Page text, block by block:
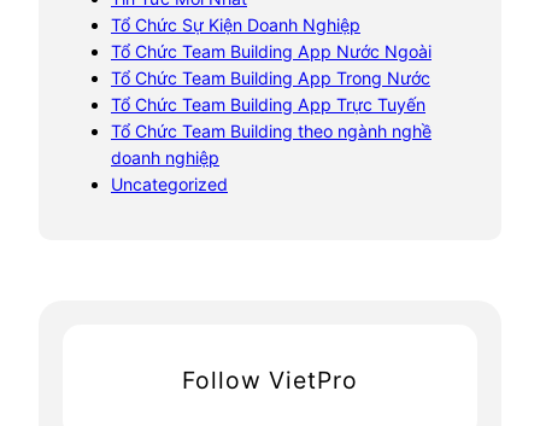
Tổ Chức Sự Kiện Doanh Nghiệp
Tổ Chức Team Building App Nước Ngoài
Tổ Chức Team Building App Trong Nước
Tổ Chức Team Building App Trực Tuyến
Tổ Chức Team Building theo ngành nghề
doanh nghiệp
Uncategorized
Follow VietPro